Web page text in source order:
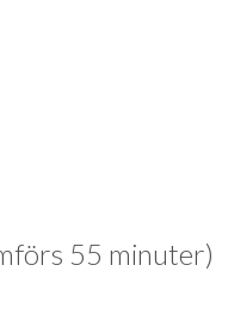
55 minuter)